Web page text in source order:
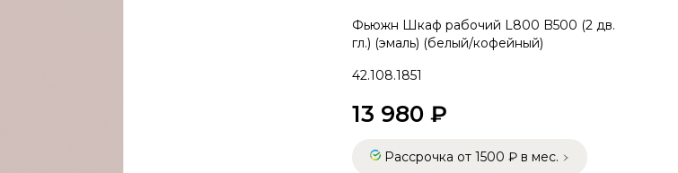
Фьюжн Шкаф рабочий L800 B500 (2 дв.
гл.) (эмаль) (белый/кофейный)
42.108.1851
13 980 ₽
Рассрочка от 1500 ₽ в мес.